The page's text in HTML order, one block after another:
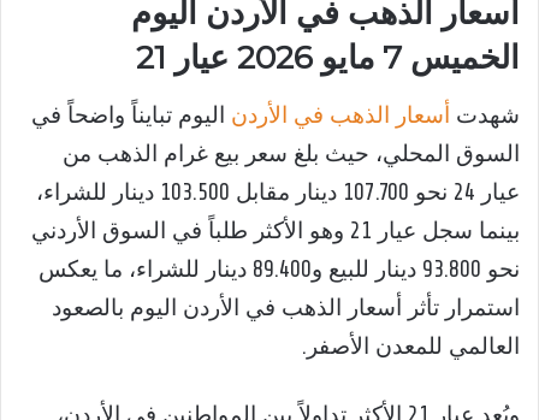
أسعار الذهب في الأردن اليوم
الخميس 7 مايو 2026 عيار 21
شهدت أسعار الذهب في الأردن اليوم تبايناً واضحاً في
السوق المحلي، حيث بلغ سعر بيع غرام الذهب من
عيار 24 نحو 107.700 دينار مقابل 103.500 دينار للشراء،
بينما سجل عيار 21 وهو الأكثر طلباً في السوق الأردني
نحو 93.800 دينار للبيع و89.400 دينار للشراء، ما يعكس
استمرار تأثر أسعار الذهب في الأردن اليوم بالصعود
العالمي للمعدن الأصفر.